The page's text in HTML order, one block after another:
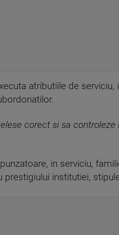
atributiile de serviciu,
corect si sa controleze
in serviciu,
institutiei,